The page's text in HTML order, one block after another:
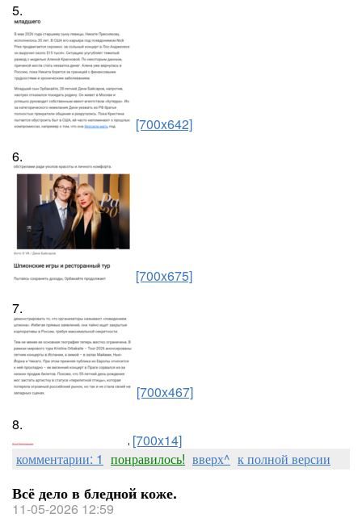
5.
[700x642]
6.
[700x675]
7.
[700x467]
8.
[700x14]
комментарии: 1 понравилось! вверх^ к полной версии
Всё дело в бледной коже.
11-05-2026 12:59